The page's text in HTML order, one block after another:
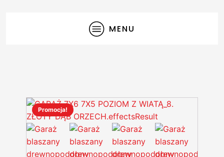
MENU
Promocja!